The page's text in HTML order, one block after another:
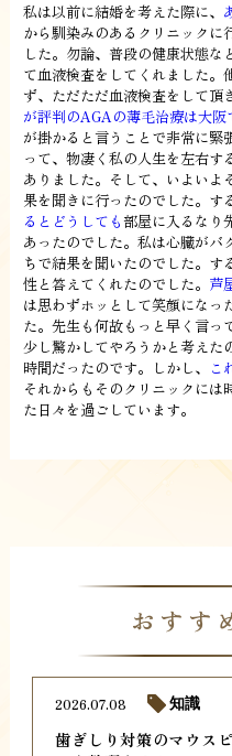
私は以前に結婚を考えた際に、
から馴染みのあるクリニックに
した。勿論、普段の健康状態
て血液検査をしてくれました。
ず、ただただ血液検査をして頂
が評判のAGAの薄毛治療は大阪
が掛かると言うことで非常に緊
って、物凄く私の人生を左右す
ありました。そして、いよいよ
果を聞きに行ったのでした。す
るとどうしても部屋に入るなり
あったのでした。私は心臓がバ
ちで結果を聞いたのでした。
性と答えてくれたのでした。 芦
は思わずホッとして笑顔になっ
た。先生も何故もっと早く言っ
少し驚かしてやろうかと考えた
時間だったのです。しかし、 こ
それからもそのクリニックには
た日々を過ごしています。
おすす
歯ぎしり対策のマウス
2026.07.08 知識